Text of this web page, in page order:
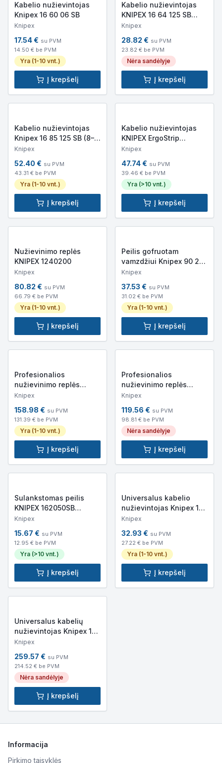
Kabelio nužievintojas
Knipex 16 60 06 SB
Knipex
17.54€ su PVM
14.50 € be PVM
Yra (1-10 vnt.)
Į krepšelį
Kabelio nužievintojas
KNIPEX 16 64 125 SB
(0.8–2.5mm)
Knipex
28.82 € su PVM
23.82 € be PVM
Nėra sandėlyje
Į krepšelį
Kabelio nužievintojas
Knipex 16 85 125 SB (8–
13mm, 0.2–4mm²)
Knipex
52.40 € su PVM
43.31 € be PVM
Yra (1-10 vnt.)
Į krepšelį
Kabelio nužievintojas
KNIPEX ErgoStrip
169501SB
Knipex
47.74€ su PVM
39.46 € be PVM
Yra (>10 vnt.)
Į krepšelį
Nužievinimo replės
KNIPEX 1240200
Knipex
80.82 € su PVM
66.79 € be PVM
Yra (1-10 vnt.)
Į krepšelį
Peilis gofruotam
vamzdžiui Knipex 90 22
02 SB (13–32mm, 0.2–
Knipex
37.53 € su PVM
31.02 € be PVM
Yra (1-10 vnt.)
Į krepšelį
Profesionalios
nužievinimo replės
KNIPEX 121212 (4-10mm)
Knipex
158.98 € su PVM
131.39 € be PVM
Yra (1-10 vnt.)
Į krepšelį
Profesionalios
nužievinimo replės
PreciStrip KNIPEX
Knipex
119.56 € su PVM
98.81 € be PVM
Nėra sandėlyje
Į krepšelį
Sulankstomas peilis
KNIPEX 162050SB
(80mm)
Knipex
15.67 € su PVM
12.95 € be PVM
Yra (>10 vnt.)
Į krepšelį
Universalus kabelio
nužievintojas Knipex 16
90 130 SB
Knipex
32.93 € su PVM
27.22 € be PVM
Yra (1-10 vnt.)
Į krepšelį
Universalus kabelių
nužievintojas Knipex 16
40 150
Knipex
259.57 € su PVM
214.52 € be PVM
Nėra sandėlyje
Į krepšelį
Informacija
Pirkimo taisyklės